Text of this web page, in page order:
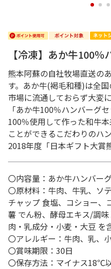
1 2 3
【冷凍】あか牛100
熊本阿蘇の自社牧場直送の
す。あか牛(褐毛和種)は全
市場に流通しておらず大変
「あか牛100％ハンバーグ
100％使用して作った和牛
ことができるこだわりのハ
2018年度「日本ギフト大賞
〇内容量：あか牛ハンバー
〇原材料：牛肉、牛乳、ソ
チャップ 食塩、コショー、
薯 でん粉、酵母エキス/調
肉・乳成分・小麦・大豆 を
〇アレルギー：牛肉、乳、
〇賞味期限：30日
〇保存方法：マイナス18℃